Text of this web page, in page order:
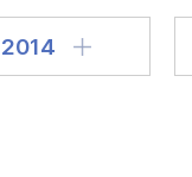
2014